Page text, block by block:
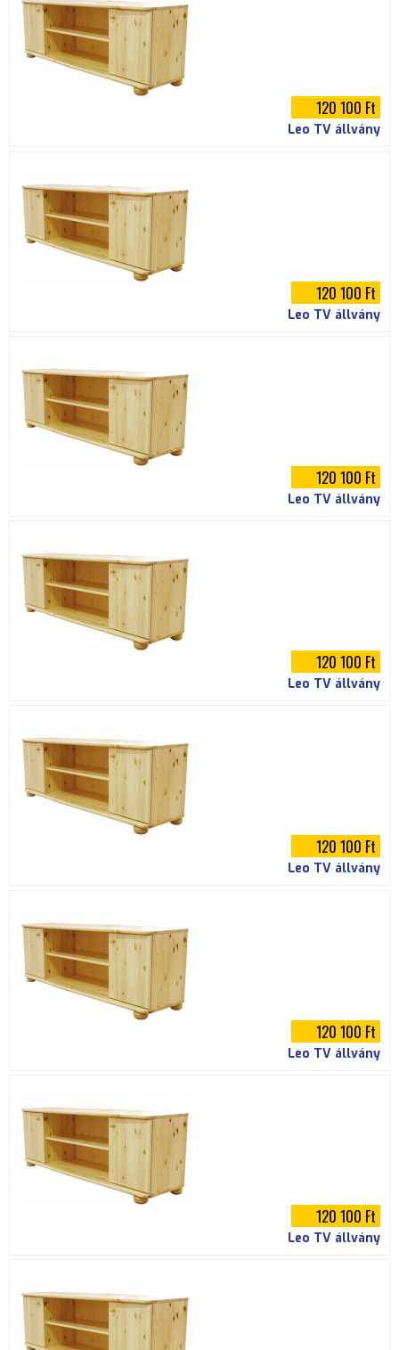
120 100 Ft
Leo TV állvány
120 100 Ft
Leo TV állvány
120 100 Ft
Leo TV állvány
120 100 Ft
Leo TV állvány
120 100 Ft
Leo TV állvány
120 100 Ft
Leo TV állvány
120 100 Ft
Leo TV állvány